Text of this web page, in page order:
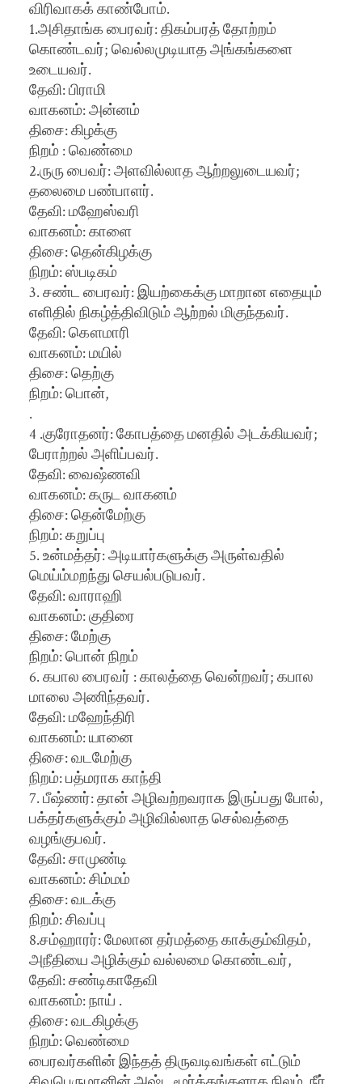
விரிவாகக் காண்போம்.
1.அசிதாங்க பைரவர்: திகம்பரத் தோற்றம்
கொண்டவர்; வெல்லமுடியாத அங்கங்களை
உடையவர்.
தேவி: பிராமி
வாகனம்: அன்னம்
திசை: கிழக்கு
நிறம் : வெண்மை
2.ருரு பைவர்: அளவில்லாத ஆற்றலுடையவர்;
தலைமை பண்பாளர்.
தேவி: மஹேஸ்வரி
வாகனம்: காளை
திசை: தென்கிழக்கு
நிறம்: ஸ்படிகம்
3. சண்ட பைரவர்: இயற்கைக்கு மாறான எதையும்
எளிதில் நிகழ்த்திவிடும் ஆற்றல் மிகுந்தவர்.
தேவி: கௌமாரி
வாகனம்: மயில்
திசை: தெற்கு
நிறம்: பொன்,
.
4 .குரோதனர்: கோபத்தை மனதில் அடக்கியவர்;
பேராற்றல் அளிப்பவர்.
தேவி: வைஷ்ணவி
வாகனம்: கருட வாகனம்
திசை: தென்மேற்கு
நிறம்: கறுப்பு
5. உன்மத்தர்: அடியார்களுக்கு அருள்வதில்
மெய்ம்மறந்து செயல்படுபவர்.
தேவி: வாராஹி
வாகனம்: குதிரை
திசை: மேற்கு
நிறம்: பொன் நிறம்
6. கபால பைரவர் : காலத்தை வென்றவர்; கபால
மாலை அணிந்தவர்.
தேவி: மஹேந்திரி
வாகனம்: யானை
திசை: வடமேற்கு
நிறம்: பத்மராக காந்தி
7. பீஷ்ணர்: தான் அழிவற்றவராக இருப்பது போல்,
பக்தர்களுக்கும் அழிவில்லாத செல்வத்தை
வழங்குபவர்.
தேவி: சாமுண்டி
வாகனம்: சிம்மம்
திசை: வடக்கு
நிறம்: சிவப்பு
8.சம்ஹாரர்: மேலான தர்மத்தை காக்கும்விதம்,
அநீதியை அழிக்கும் வல்லமை கொண்டவர்,
தேவி: சண்டிகாதேவி
வாகனம்: நாய் .
திசை: வடகிழக்கு
நிறம்: வெண்மை
பைரவர்களின் இந்தத் திருவடிவங்கள் எட்டும்